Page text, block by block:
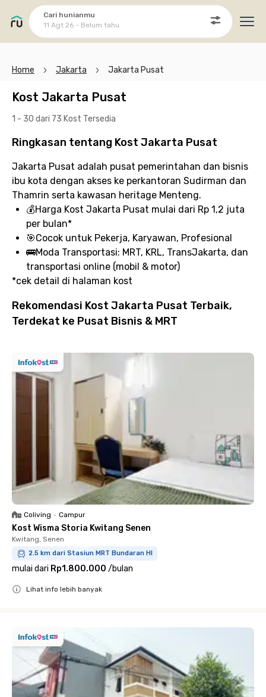
Cari hunianmu
11 Agt 26 - Belum tahu
Home Jakarta Jakarta Pusat
Kost Jakarta Pusat
1 - 30 dari 73 Kost Tersedia
Ringkasan tentang Kost Jakarta Pusat
Jakarta Pusat adalah pusat pemerintahan dan bisnis
ibu kota dengan akses ke perkantoran Sudirman dan
Thamrin serta kawasan heritage Menteng.
💰Harga Kost Jakarta Pusat mulai dari Rp 1,2 juta
per bulan*
🎯Cocok untuk Pekerja, Karyawan, Profesional
🚌Moda Transportasi: MRT, KRL, TransJakarta, dan
transportasi online (mobil & motor)
*cek detail di halaman kost
Rekomendasi Kost Jakarta Pusat Terbaik,
Terdekat ke Pusat Bisnis & MRT
Coliving • Campur
Kost Wisma Storia Kwitang Senen
Kwitang, Senen
2.5 km dari Stasiun MRT Bundaran HI
mulai dari Rp1.800.000 /bulan
Lihat info lebih banyak